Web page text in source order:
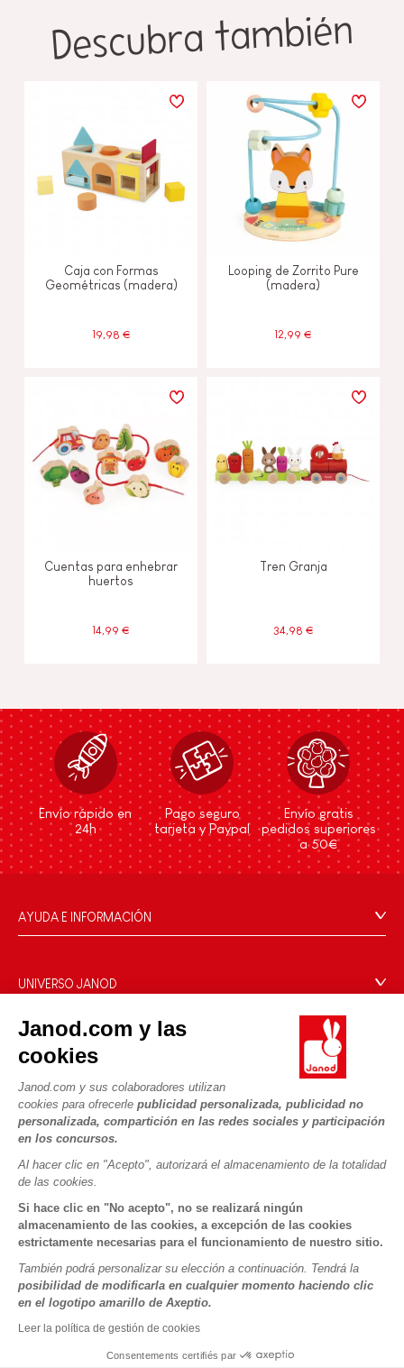
Janod.com y las
cookies
Janod.com y sus colaboradores utilizan
cookies para ofrecerle publicidad personalizada, publicidad no
personalizada, compartición en las redes sociales y participación
en los concursos.
Al hacer clic en "Acepto", autorizará el almacenamiento de la totalidad
de las cookies.
Si hace clic en "No acepto", no se realizará ningún
almacenamiento de las cookies, a excepción de las cookies
estrictamente necesarias para el funcionamiento de nuestro sitio.
También podrá personalizar su elección a continuación. Tendrá la
posibilidad de modificarla en cualquier momento haciendo clic
en el logotipo amarillo de Axeptio.
Leer la política de gestión de cookies
Consentements certifiés par
Descubra también
Caja con Formas
Geométricas (madera)
19,98 €
Looping de Zorrito Pure
(madera)
12,99 €
Cuentas para enhebrar
huertos
14,99 €
Tren Granja
34,98 €
Envío rápido en
24h
Pago seguro
tarjeta y Paypal
Envío gratis
pedidos superiores
a 50€
AYUDA E INFORMACIÓN
Preguntas más frecuentes
Tiendas
Retirada de productos
Datos personales
Cookies
Condiciones de las ofertas
Condiciones de uso #YesJanod
UNIVERSO JANOD
¿Qué es FSC®?
NUESTROS SERVICIOS
Pago seguro
Métodos de envío
Vídeos
Reglas del juego y manuales
Piezas sueltas
Actividades infantiles para descargar
PROFESIONAL
SÍGUENOS
Copyright © 2026 Janod - Todos los derechos reservados -